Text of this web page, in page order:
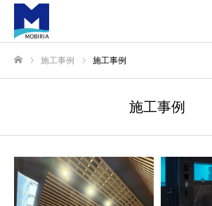
施工事例 施工事例
施工事例